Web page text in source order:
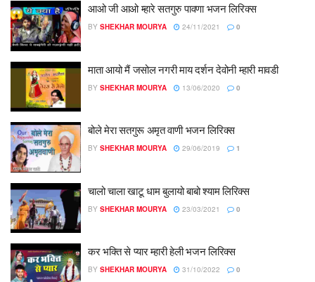
आओ जी आओ म्हारे सतगुरु पावणा भजन लिरिक्स
BY SHEKHAR MOURYA 24/11/2021 0
माता आयो मैं जसोल नगरी माय दर्शन देवोनी म्हारी मावडी
BY SHEKHAR MOURYA 13/06/2020 0
बोले मेरा सतगुरू अमृत वाणी भजन लिरिक्स
BY SHEKHAR MOURYA 29/06/2019 1
चालो चाला खाटू धाम बुलायो बाबो श्याम लिरिक्स
BY SHEKHAR MOURYA 23/03/2021 0
कर भक्ति से प्यार म्हारी हेली भजन लिरिक्स
BY SHEKHAR MOURYA 31/10/2022 0